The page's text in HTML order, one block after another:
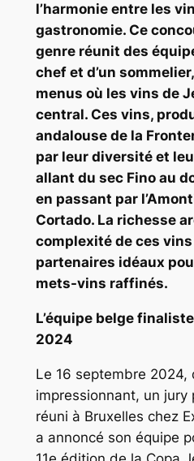
l’harmonie entre les
gastronomie. Ce
genre réunit des
chef et d’un
menus où les vins de
central. Ces vins,
andalouse de la
par leur diversité et
allant du sec Fino au
en passant par
Cortado. La richesse
complexité de ces
partenaires idéaux
mets-vins raffinés.
L’équipe belge
2024
Le 16 septembre 2024,
impressionnant, un jury
réuni à Bruxelles chez
a annoncé son équipe